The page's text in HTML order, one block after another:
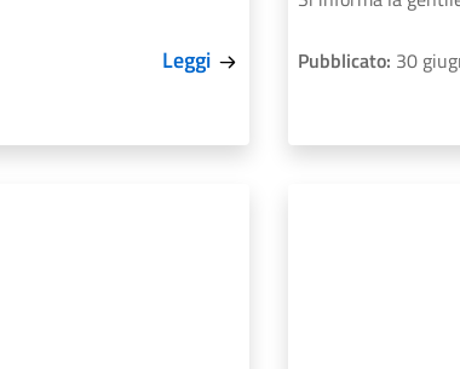
Leggi Pubblicato: 30